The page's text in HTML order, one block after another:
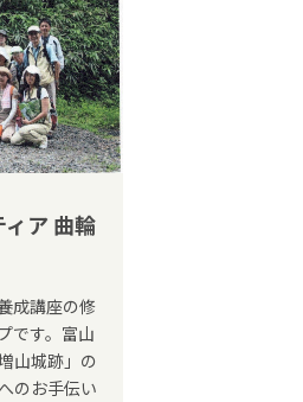
ア 曲輪
成講座の修
です。富山
山城跡」の
のお手伝い